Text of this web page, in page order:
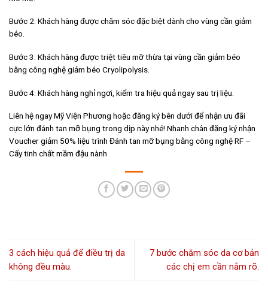
Bước 2: Khách hàng được chăm sóc đặc biệt dành cho vùng cần giảm
béo.
Bước 3: Khách hàng được triệt tiêu mỡ thừa tại vùng cần giảm béo
bằng công nghệ giảm béo Cryolipolysis.
Bước 4: Khách hàng nghỉ ngơi, kiểm tra hiệu quả ngay sau trị liệu.
Liên hệ ngay Mỹ Viện Phương hoặc đăng ký bên dưới để nhận ưu đãi
cực lớn đánh tan mỡ bụng trong dịp này nhé! Nhanh chân đăng ký nhận
Voucher giảm 50% liệu trình Đánh tan mỡ bụng bằng công nghệ RF –
Cấy tinh chất mầm đậu nành
3 cách hiệu quả để điều trị da
không đều màu.
7 bước chăm sóc da cơ bản
các chị em cần nắm rõ.